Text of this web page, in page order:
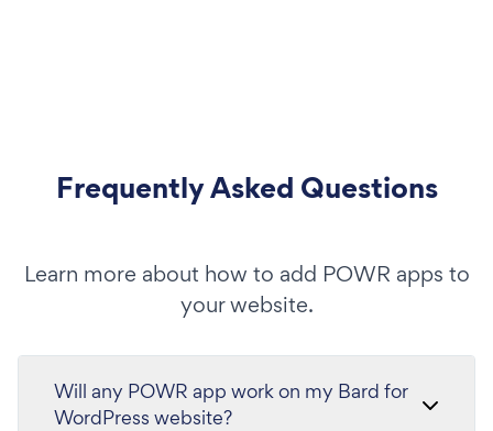
Frequently Asked Questions
Learn more about how to add POWR apps to
your website.
Will any POWR app work on my Bard for
WordPress website?